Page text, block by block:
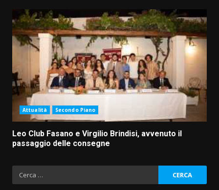
Attualità Secondo Piano
Leo Club Fasano e Virgilio Brindisi, avvenuto il
passaggio delle consegne
Ricerca
per: